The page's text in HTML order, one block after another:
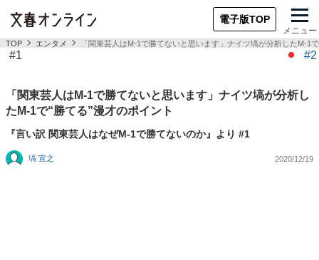
電子版TOP
メニュー
TOP エンタメ 「関東芸人はM-1で勝てないと思います」ナイツ塙が分析したM-1
#1 #2
「関東芸人はM-1で勝てないと思います」ナイツ塙が分析し
たM-1で“勝てる”漫才のポイント
『言い訳 関東芸人はなぜM-1で勝てないのか』より #1
塙 宣之 2020/12/19